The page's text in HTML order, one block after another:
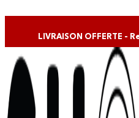
LIVRAISON OFFERTE